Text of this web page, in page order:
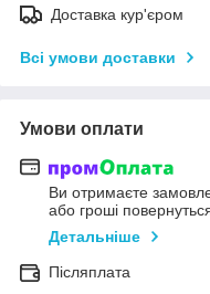
Доставка кур'єром
Всі умови доставки
Умови оплати
Ви отримаєте
або гроші
Детальніше
Післяплата